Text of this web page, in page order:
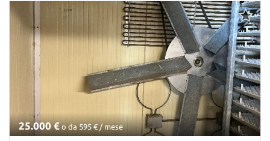
25.000 €o da 595 € / mese